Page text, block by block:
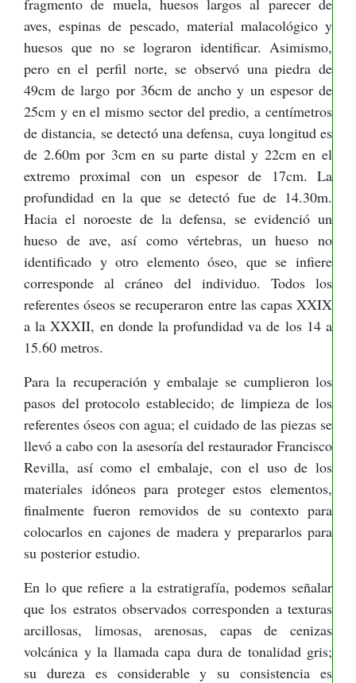
fragmento de muela, huesos largos al parecer de
aves, espinas de pescado, material malacológico y
huesos que no se lograron identificar. Asimismo,
pero en el perfil norte, se observó una piedra de
49cm de largo por 36cm de ancho y un espesor de
25cm y en el mismo sector del predio, a centímetros
de distancia, se detectó una defensa, cuya longitud es
de 2.60m por 3cm en su parte distal y 22cm en el
extremo proximal con un espesor de 17cm. La
profundidad en la que se detectó fue de 14.30m.
Hacia el noroeste de la defensa, se evidenció un
hueso de ave, así como vértebras, un hueso no
identificado y otro elemento óseo, que se infiere
corresponde al cráneo del individuo. Todos los
referentes óseos se recuperaron entre las capas XXIX
a la XXXII, en donde la profundidad va de los 14 a
15.60 metros.
Para la recuperación y embalaje se cumplieron los
pasos del protocolo establecido; de limpieza de los
referentes óseos con agua; el cuidado de las piezas se
llevó a cabo con la asesoría del restaurador Francisco
Revilla, así como el embalaje, con el uso de los
materiales idóneos para proteger estos elementos,
finalmente fueron removidos de su contexto para
colocarlos en cajones de madera y prepararlos para
su posterior estudio.
En lo que refiere a la estratigrafía, podemos señalar
que los estratos observados corresponden a texturas
arcillosas, limosas, arenosas, capas de cenizas
volcánica y la llamada capa dura de tonalidad gris;
su dureza es considerable y su consistencia es